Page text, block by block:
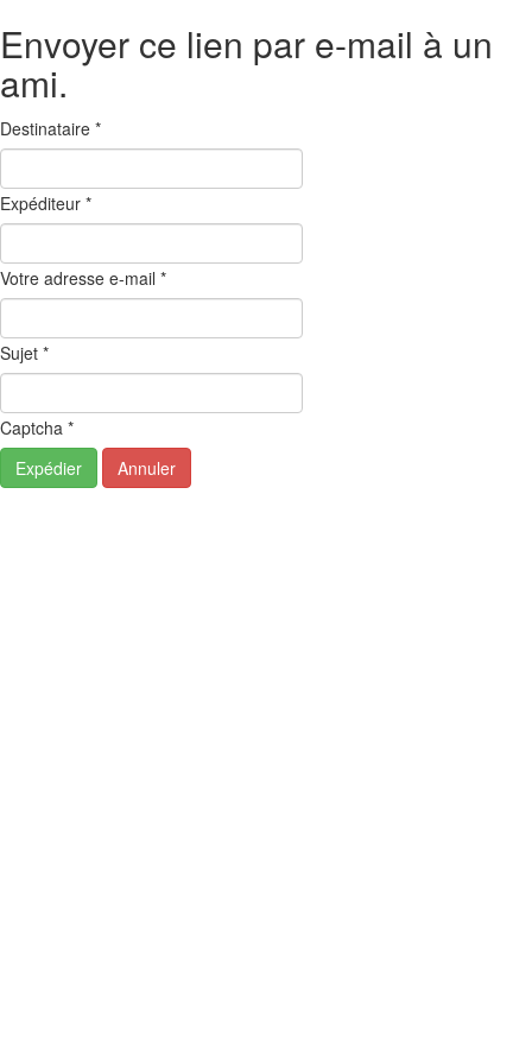
Envoyer ce lien par e-mail à un
ami.
Destinataire *
Expéditeur *
Votre adresse e-mail *
Sujet *
Captcha *
Expédier
Annuler